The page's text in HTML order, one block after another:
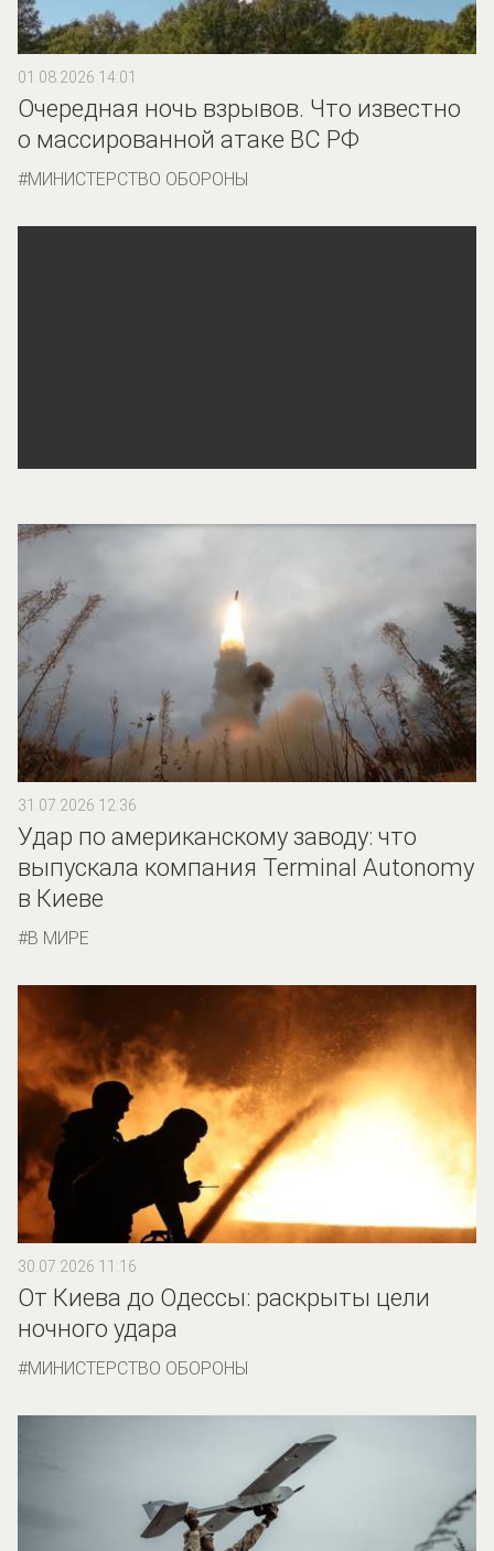
01.08.2026 14:01
Очередная ночь взрывов. Что известно
о массированной атаке ВС РФ
МИНИСТЕРСТВО ОБОРОНЫ
31.07.2026 12:36
Удар по американскому заводу: что
выпускала компания Terminal Autonomy
в Киеве
В МИРЕ
30.07.2026 11:16
От Киева до Одессы: раскрыты цели
ночного удара
МИНИСТЕРСТВО ОБОРОНЫ